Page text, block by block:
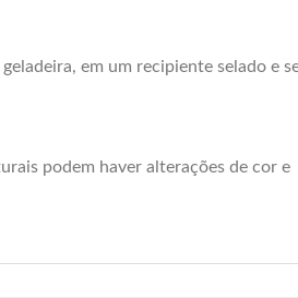
em um recipiente selado e
podem haver alterações de cor e